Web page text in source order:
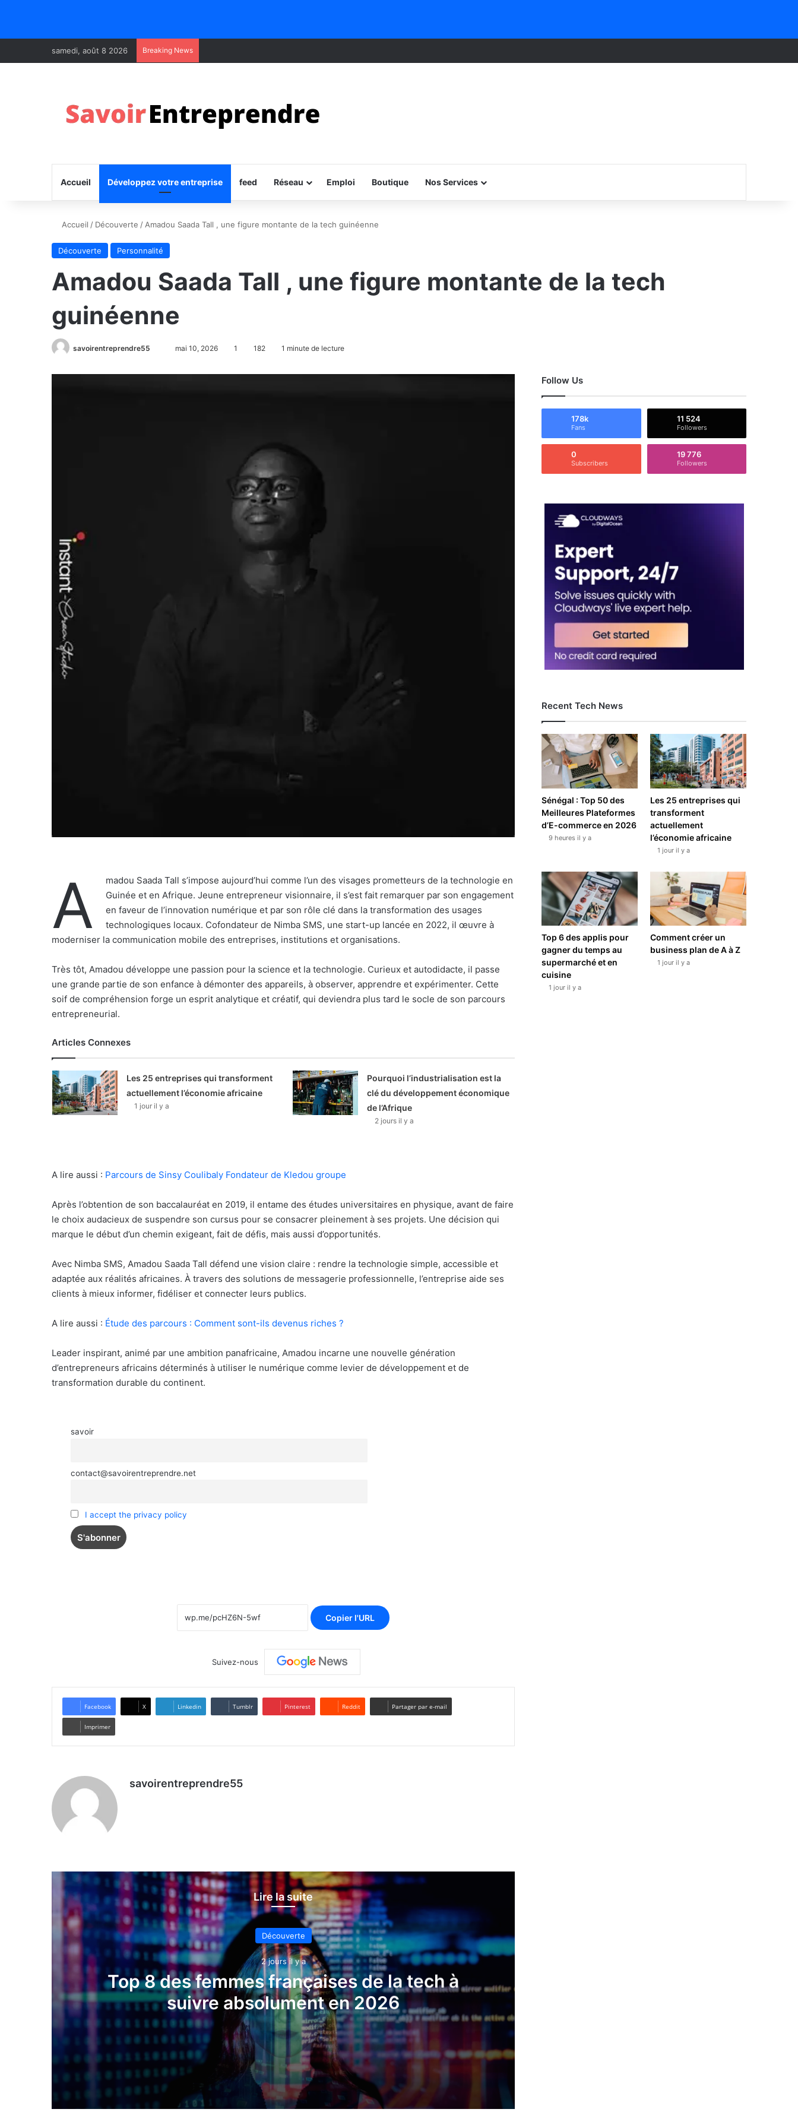
samedi, août 8 2026 Breaking News
Accueil Développez votre entreprise feed Réseau Emploi Boutique Nos Services
Accueil / Découverte / Amadou Saada Tall , une figure montante de la tech guinéenne
Découverte Personnalité
Amadou Saada Tall , une figure montante de la tech
guinéenne
savoirentreprendre55 mai 10, 2026 1 182 1 minute de lecture
A
madou Saada Tall s’impose aujourd’hui comme l’un des visages prometteurs de la technologie en
Guinée et en Afrique. Jeune entrepreneur visionnaire, il s’est fait remarquer par son engagement
en faveur de l’innovation numérique et par son rôle clé dans la transformation des usages
technologiques locaux. Cofondateur de Nimba SMS, une start-up lancée en 2022, il œuvre à
moderniser la communication mobile des entreprises, institutions et organisations.
Très tôt, Amadou développe une passion pour la science et la technologie. Curieux et autodidacte, il passe
une grande partie de son enfance à démonter des appareils, à observer, apprendre et expérimenter. Cette
soif de compréhension forge un esprit analytique et créatif, qui deviendra plus tard le socle de son parcours
entrepreneurial.
Articles Connexes
Les 25 entreprises qui transforment
actuellement l’économie africaine
1 jour il y a
Pourquoi l’industrialisation est la
clé du développement économique
de l’Afrique
2 jours il y a
A lire aussi : Parcours de Sinsy Coulibaly Fondateur de Kledou groupe
Après l’obtention de son baccalauréat en 2019, il entame des études universitaires en physique, avant de faire
le choix audacieux de suspendre son cursus pour se consacrer pleinement à ses projets. Une décision qui
marque le début d’un chemin exigeant, fait de défis, mais aussi d’opportunités.
Avec Nimba SMS, Amadou Saada Tall défend une vision claire : rendre la technologie simple, accessible et
adaptée aux réalités africaines. À travers des solutions de messagerie professionnelle, l’entreprise aide ses
clients à mieux informer, fidéliser et connecter leurs publics.
A lire aussi : Étude des parcours : Comment sont-ils devenus riches ?
Leader inspirant, animé par une ambition panafricaine, Amadou incarne une nouvelle génération
d’entrepreneurs africains déterminés à utiliser le numérique comme levier de développement et de
transformation durable du continent.
savoir
contact@savoirentreprendre.net
I accept the privacy policy
Copier l'URL
Suivez-nous
Facebook X Linkedin Tumblr Pinterest Reddit Partager par e-mail
Imprimer
savoirentreprendre55
Lire la suite
Découverte
2 jours il y a
Top 8 des femmes françaises de la tech à
suivre absolument en 2026
2 jours il y a
Top 8 des femmes françaises de la tech à suivre absolument en 2026
Follow Us
178k
Fans
11 524
Followers
0
Subscribers
19 776
Followers
Recent Tech News
Sénégal : Top 50 des
Meilleures Plateformes
d’E-commerce en 2026
9 heures il y a
Les 25 entreprises qui
transforment
actuellement
l’économie africaine
1 jour il y a
Top 6 des applis pour
gagner du temps au
supermarché et en
cuisine
1 jour il y a
Comment créer un
business plan de A à Z
1 jour il y a